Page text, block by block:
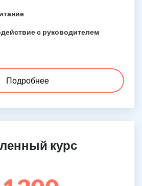
с руководителем
Подробнее
курс